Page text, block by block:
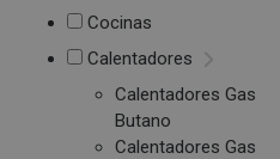
Cocinas
Calentadores
Calentadores Gas
Butano
Calentadores Gas